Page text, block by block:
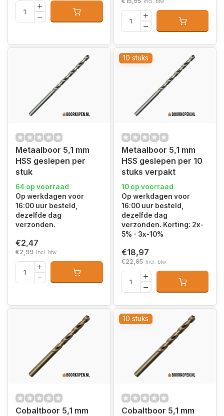
Metaalboor 5,1 mm
HSS geslepen per
stuk
64 op voorraad
Op werkdagen voor
16:00 uur besteld,
dezelfde dag
verzonden.
€2,47
€2,99 Incl. btw
10 stuks
Metaalboor 5,1 mm
HSS geslepen per 10
stuks verpakt
10 op voorraad
Op werkdagen voor
16:00 uur besteld,
dezelfde dag
verzonden. Korting: 2x-
5% - 3x-10%
€18,97
€22,95 Incl. btw
Cobaltboor 5,1 mm
10 stuks
Cobaltboor 5,1 mm